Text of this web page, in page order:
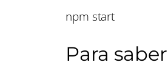
npm start
Para